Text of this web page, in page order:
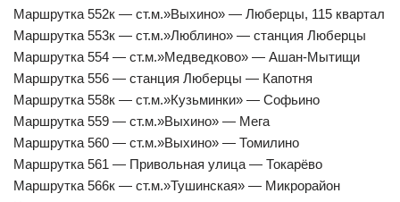
Маршрутка 552к — ст.м.»Выхино» — Люберцы, 115 квартал
Маршрутка 553к — ст.м.»Люблино» — станция Люберцы
Маршрутка 554 — ст.м.»Медведково» — Ашан-Мытищи
Маршрутка 556 — станция Люберцы — Капотня
Маршрутка 558к — ст.м.»Кузьминки» — Софьино
Маршрутка 559 — ст.м.»Выхино» — Мега
Маршрутка 560 — ст.м.»Выхино» — Томилино
Маршрутка 561 — Привольная улица — Токарёво
Маршрутка 566к — ст.м.»Тушинская» — Микрорайон